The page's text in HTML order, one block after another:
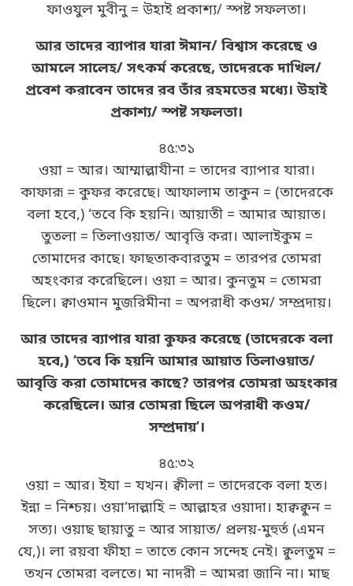
ফাওযুল মুবীনু = উহাই প্রকাশ্য/ স্পষ্ট সফলতা।
আর তাদের ব্যাপার যারা ঈমান/ বিশ্বাস করেছে ও
আমলে সালেহ/ সৎকর্ম করেছে, তাদেরকে দাখিল/
প্রবেশ করাবেন তাদের রব তাঁর রহমতের মধ্যে। উহাই
প্রকাশ্য/ স্পষ্ট সফলতা।
৪৫:৩১
ওয়া = আর। আম্মাল্লাযীনা = তাদের ব্যাপার যারা।
কাফারূ = কুফর করেছে। আফালাম তাকুন = (তাদেরকে
বলা হবে,) ‘তবে কি হয়নি। আয়াতী = আমার আয়াত।
তুতলা = তিলাওয়াত/ আবৃত্তি করা। আলাইকুম =
তোমাদের কাছে। ফাছতাকবারতুম = তারপর তোমরা
অহংকার করেছিলে। ওয়া = আর। কুনতুম = তোমরা
ছিলে। ক্বাওমান মুজরিমীনা = অপরাধী কওম/ সম্প্রদায়।
আর তাদের ব্যাপার যারা কুফর করেছে (তাদেরকে বলা
হবে,) ‘তবে কি হয়নি আমার আয়াত তিলাওয়াত/
আবৃত্তি করা তোমাদের কাছে? তারপর তোমরা অহংকার
করেছিলে। আর তোমরা ছিলে অপরাধী কওম/
সম্প্রদায়’।
৪৫:৩২
ওয়া = আর। ইযা = যখন। ক্বীলা = তাদেরকে বলা হত।
ইন্না = নিশ্চয়। ওয়া’দাল্লাহি = আল্লাহর ওয়াদা। হাক্বক্বুন =
সত্য। ওয়াছ ছায়াতু = আর সায়াত/ প্রলয়-মুহুর্ত (এমন
যে,)। লা রয়বা ফীহা = তাতে কোন সন্দেহ নেই। ক্বুলতুম =
তখন তোমরা বলতে। মা নাদরী = আমরা জানি না। মাছ